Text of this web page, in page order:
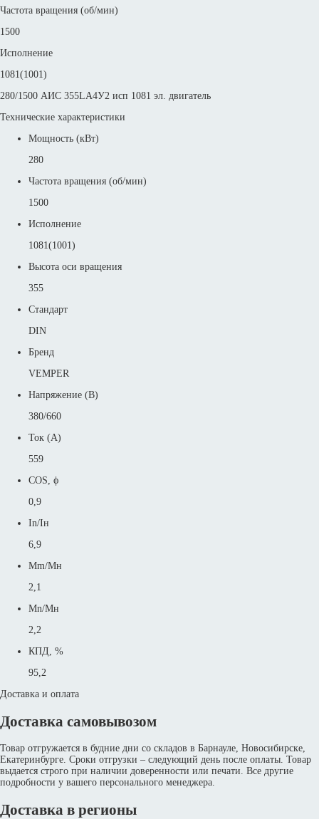
Частота вращения (об/мин)
1500
Исполнение
1081(1001)
280/1500 АИС 355LА4У2 исп 1081 эл. двигатель
Технические характеристики
Мощность (кВт)
280
Частота вращения (об/мин)
1500
Исполнение
1081(1001)
Высота оси вращения
355
Стандарт
DIN
Бренд
VEMPER
Напряжение (В)
380/660
Ток (А)
559
COS, ϕ
0,9
In/Iн
6,9
Mm/Mн
2,1
Mn/Mн
2,2
КПД, %
95,2
Доставка и оплата
Доставка самовывозом
Товар отгружается в будние дни со складов в Барнауле, Новосибирске,
Екатеринбурге. Сроки отгрузки – следующий день после оплаты. Товар
выдается строго при наличии доверенности или печати. Все другие
подробности у вашего персонального менеджера.
Доставка в регионы